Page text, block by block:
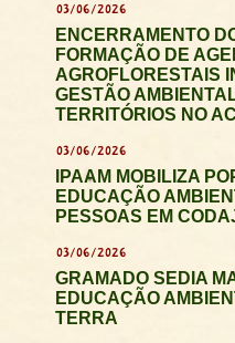
03/06/2026
ENCERRAMENTO
FORMAÇÃO DE
AGROFLORESTAIS
GESTÃO
TERRITÓRIOS NO
03/06/2026
IPAAM MOBILIZA
EDUCAÇÃO
PESSOAS EM
03/06/2026
GRAMADO SEDIA
EDUCAÇÃO
TERRA